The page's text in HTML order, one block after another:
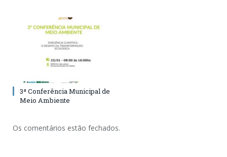
3ª Conferência Municipal de
Meio Ambiente
Os comentários estão fechados.